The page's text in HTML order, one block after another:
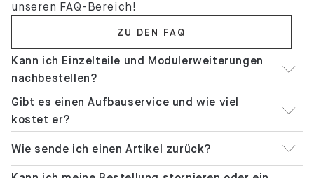
unseren FAQ-Bereich!
ZU DEN FAQ
Kann ich Einzelteile und Modulerweiterungen
nachbestellen?
Gibt es einen Aufbauservice und wie viel
kostet er?
Wie sende ich einen Artikel zurück?